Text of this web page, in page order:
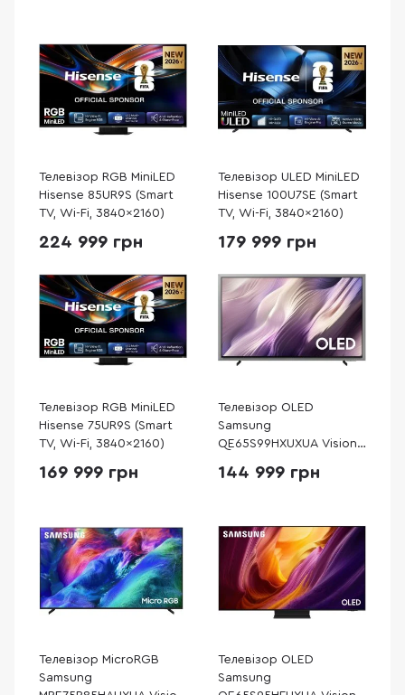
Телевізор RGB MiniLED
Hisense 85UR9S (Smart
TV, Wi-Fi, 3840x2160)
224 999 грн
Телевізор ULED MiniLED
Hisense 100U7SE (Smart
TV, Wi-Fi, 3840x2160)
179 999 грн
Телевізор RGB MiniLED
Hisense 75UR9S (Smart
TV, Wi-Fi, 3840x2160)
169 999 грн
Телевізор OLED
Samsung
QE65S99HXUXUA Vision
3840x2160)
144 999 грн
Телевізор MicroRGB
Samsung
Телевізор OLED
Samsung